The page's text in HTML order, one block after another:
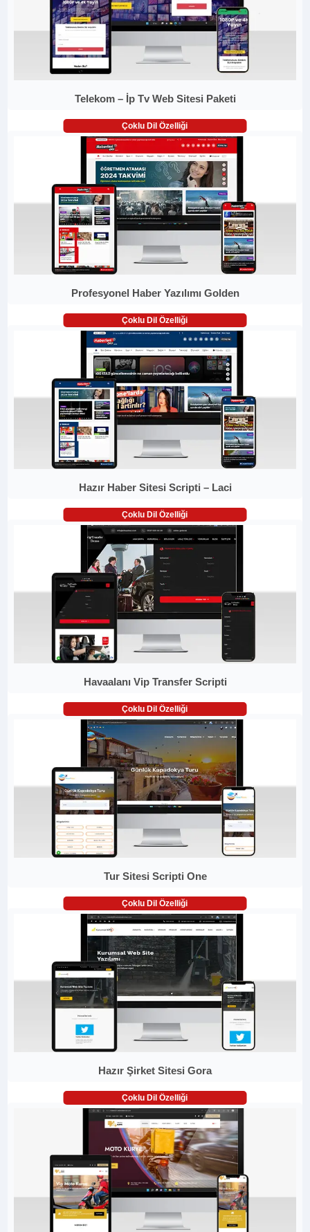
Telekom – İp Tv Web Sitesi Paketi
Çoklu Dil Özelliği
Profesyonel Haber Yazılımı Golden
Çoklu Dil Özelliği
Hazır Haber Sitesi Scripti – Laci
Çoklu Dil Özelliği
Havaalanı Vip Transfer Scripti
Çoklu Dil Özelliği
Tur Sitesi Scripti One
Çoklu Dil Özelliği
Hazır Şirket Sitesi Gora
Çoklu Dil Özelliği